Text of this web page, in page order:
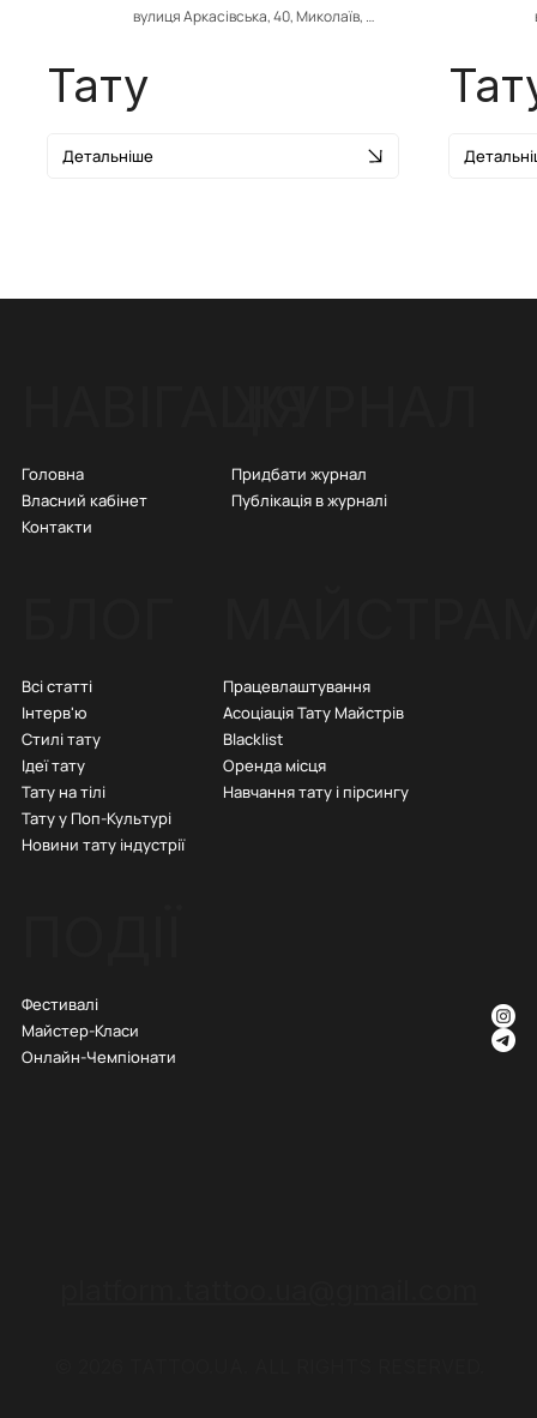
вулиця Аркасівська, 40, Миколаїв,
Тату
Детальніше
Головна
Власний кабінет
Контакти
Придбати журнал
Публікація в журналі
Всі статті
Інтерв'ю
Стилі тату
Ідеї тату
Тату на тілі
Тату у Поп-Культурі
Новини тату індустрії
Працевлаштування
Асоціація Тату Майстрів
Blacklist
Оренда місця
Навчання тату і пірсингу
Фестивалі
Майстер-Класи
Онлайн-Чемпіонати